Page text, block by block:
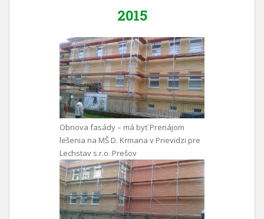
2015
Obnova fasády – má byť Prenájom
lešenia na MŠ D. Krmana v Prievidzi pre
Lechstav s.r.o. Prešov